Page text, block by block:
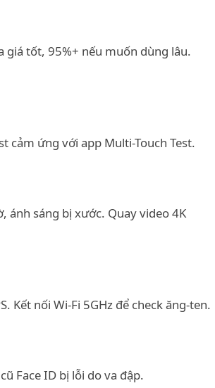
tốt, 95%+ nếu muốn dùng lâu.
cảm ứng với app Multi-Touch Test.
ánh sáng bị xước. Quay video 4K
Kết nối Wi-Fi 5GHz để check ăng-ten.
Face ID bị lỗi do va đập.